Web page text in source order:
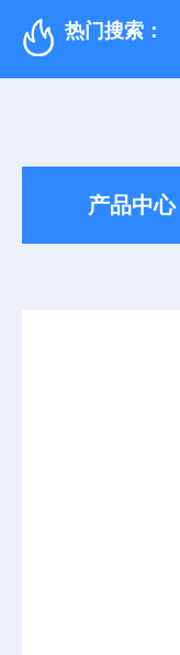
热门搜索：
产品中心